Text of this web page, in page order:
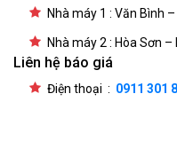
Nhà máy 1 : Văn Bình
Nhà máy 2 : Hòa Sơn
Liên hệ báo giá
Điện thoại : 0911 301